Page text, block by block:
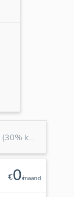
(30% korting)
€0/maand